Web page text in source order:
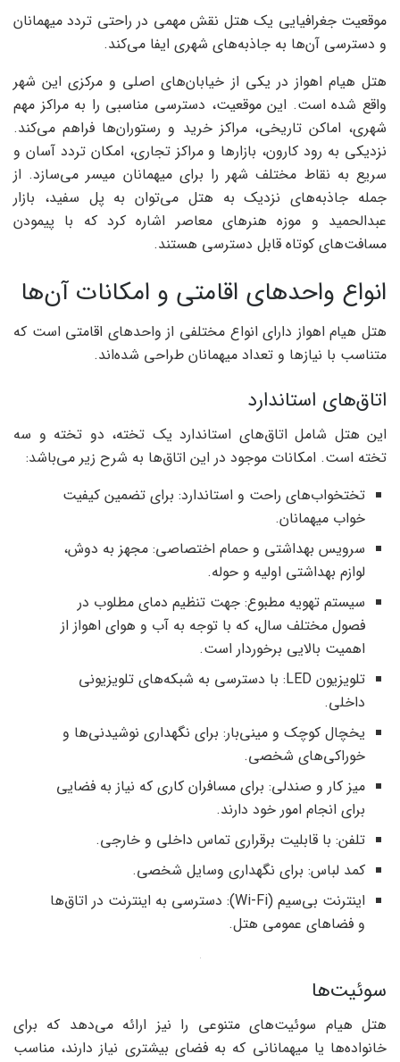
موقعیت جغرافیایی یک هتل نقش مهمی در راحتی تردد میهمانان
و دسترسی آن‌ها به جاذبه‌های شهری ایفا می‌کند.
هتل هیام اهواز در یکی از خیابان‌های اصلی و مرکزی این شهر
واقع شده است. این موقعیت، دسترسی مناسبی را به مراکز مهم
شهری، اماکن تاریخی، مراکز خرید و رستوران‌ها فراهم می‌کند.
نزدیکی به رود کارون، بازارها و مراکز تجاری، امکان تردد آسان و
سریع به نقاط مختلف شهر را برای میهمانان میسر می‌سازد. از
جمله جاذبه‌های نزدیک به هتل می‌توان به پل سفید، بازار
عبدالحمید و موزه هنرهای معاصر اشاره کرد که با پیمودن
مسافت‌های کوتاه قابل دسترسی هستند.
انواع واحد‌های اقامتی و امکانات آن‌ها
هتل هیام اهواز دارای انواع مختلفی از واحدهای اقامتی است که
متناسب با نیازها و تعداد میهمانان طراحی شده‌اند.
اتاق‌های استاندارد
این هتل شامل اتاق‌های استاندارد یک تخته، دو تخته و سه
تخته است. امکانات موجود در این اتاق‌ها به شرح زیر می‌باشد:
تختخواب‌های راحت و استاندارد: برای تضمین کیفیت
خواب میهمانان.
سرویس بهداشتی و حمام اختصاصی: مجهز به دوش،
لوازم بهداشتی اولیه و حوله.
سیستم تهویه مطبوع: جهت تنظیم دمای مطلوب در
فصول مختلف سال، که با توجه به آب و هوای اهواز از
اهمیت بالایی برخوردار است.
تلویزیون LED: با دسترسی به شبکه‌های تلویزیونی
داخلی.
یخچال کوچک و مینی‌بار: برای نگهداری نوشیدنی‌ها و
خوراکی‌های شخصی.
میز کار و صندلی: برای مسافران کاری که نیاز به فضایی
برای انجام امور خود دارند.
تلفن: با قابلیت برقراری تماس داخلی و خارجی.
کمد لباس: برای نگهداری وسایل شخصی.
اینترنت بی‌سیم (Wi-Fi): دسترسی به اینترنت در اتاق‌ها
و فضاهای عمومی هتل.
سوئیت‌ها
هتل هیام سوئیت‌های متنوعی را نیز ارائه می‌دهد که برای
خانواده‌ها یا میهمانانی که به فضای بیشتری نیاز دارند، مناسب